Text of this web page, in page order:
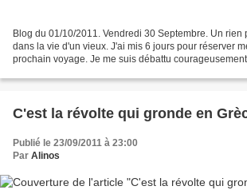
Blog du 01/10/2011. Vendredi 30 Septembre. Un rien
dans la vie d'un vieux. J'ai mis 6 jours pour réserver
prochain voyage. Je me suis débattu courageusement
C'est la révolte qui gronde en
Publié le 23/09/2011 à 23:00
Par Alinos